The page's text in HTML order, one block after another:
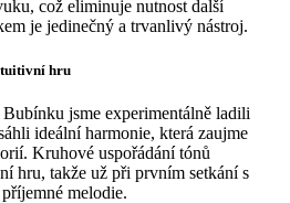
což eliminuje nutnost další
je jedinečný a trvanlivý nástroj.
hru
jsme experimentálně ladili
ideální harmonie, která zaujme
Kruhové uspořádání tónů
hru, takže už při prvním setkání s
melodie.